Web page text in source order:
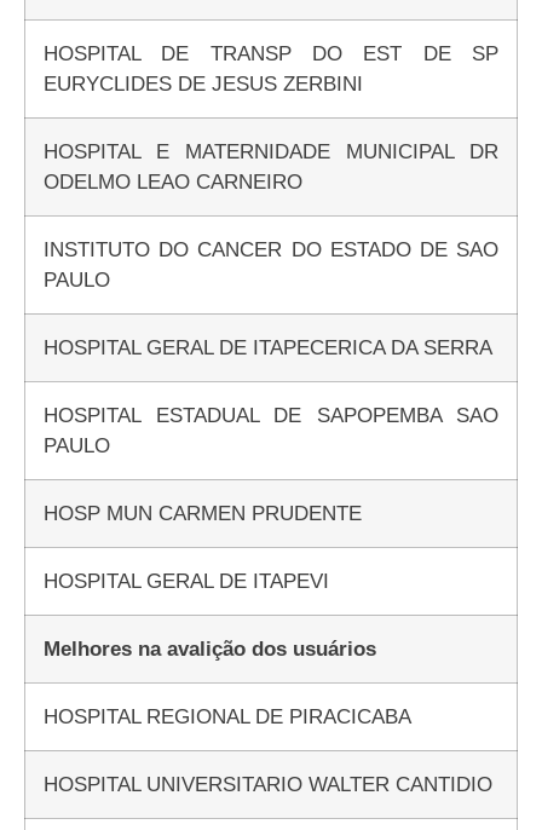
HOSPITAL DE TRANSP DO EST DE SP
EURYCLIDES DE JESUS ZERBINI
HOSPITAL E MATERNIDADE MUNICIPAL DR
ODELMO LEAO CARNEIRO
INSTITUTO DO CANCER DO ESTADO DE SAO
PAULO
HOSPITAL GERAL DE ITAPECERICA DA SERRA
HOSPITAL ESTADUAL DE SAPOPEMBA SAO
PAULO
HOSP MUN CARMEN PRUDENTE
HOSPITAL GERAL DE ITAPEVI
Melhores na avalição dos usuários
HOSPITAL REGIONAL DE PIRACICABA
HOSPITAL UNIVERSITARIO WALTER CANTIDIO